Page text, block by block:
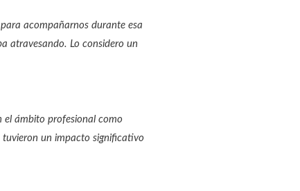
acompañarnos durante esa
atravesando. Lo considero un
el ámbito profesional como
tuvieron un impacto significativo